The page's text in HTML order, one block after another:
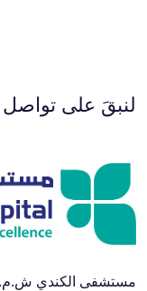
لنبقَ على تواصل
مستشفى الكندي